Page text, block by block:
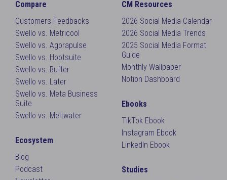
Compare
Customers Feedbacks
Swello vs. Metricool
Swello vs. Agorapulse
Swello vs. Hootsuite
Swello vs. Buffer
Swello vs. Later
Swello vs. Meta Business
Suite
Swello vs. Meltwater
Ecosystem
Blog
Podcast
CM Resources
2026 Social Media Calendar
2026 Social Media Trends
2025 Social Media Format
Guide
Monthly Wallpaper
Notion Dashboard
Ebooks
TikTok Ebook
Instagram Ebook
LinkedIn Ebook
Studies